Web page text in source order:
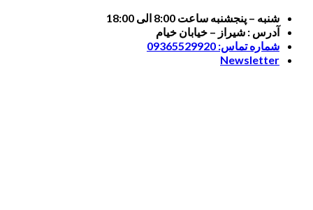
Skip
content
شنبه – پنجشنبه ساعت 8:00 الی 18:00
آدرس : شیراز – خیابان خیام
شماره تماس: 09365529920
Newsletter